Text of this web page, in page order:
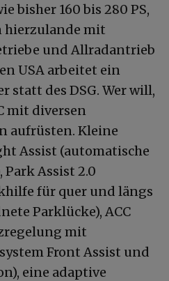
bisher 160 bis 280 PS,
hierzulande mit
und Allradantrieb
USA arbeitet ein
statt des DSG. Wer will,
mit diversen
aufrüsten. Kleine
Assist (automatische
Assist 2.0
für quer und längs
Parklücke), ACC
mit
Front Assist und
eine adaptive